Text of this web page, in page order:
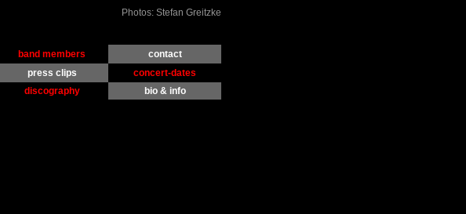
Photos: Stefan Greitzke
band members
contact
press clips
concert-dates
discography bio & info